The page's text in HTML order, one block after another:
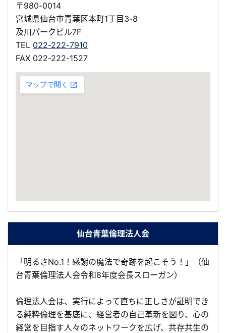
〒980-0014
宮城県仙台市青葉区本町1丁目3-8
及川パークビル7F
TEL 022-222-7910
FAX 022-222-1527
仙台青葉倫理法人会
「明るさNo.1！感謝の魔法で奇跡を起こそう！」（仙
台青葉倫理法人会令和8年度会長スローガン）
倫理法人会は、実行によって直ちに正しさが証明でき
る純粋倫理を基底に、経営者の自己革新を図り、心の
経営を目指す人々のネットワークを広げ、共存共生の